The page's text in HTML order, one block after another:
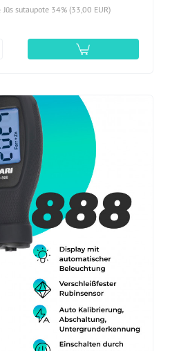
Jūs sutaupote 34% (33,00 EUR)